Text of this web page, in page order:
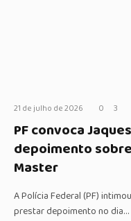
21 de julho de 2026 0 3
PF convoca
depoimento
Master
A Polícia Federal (PF)
prestar depoimento no dia…